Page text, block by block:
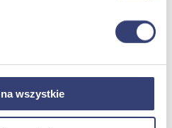
wszystkie